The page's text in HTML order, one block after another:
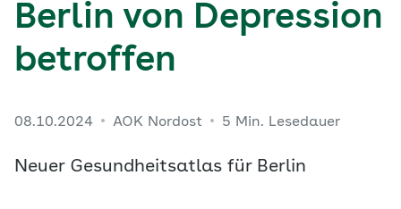
Berlin von Depression
betroffen
08.10.2024 AOK Nordost 5 Min. Lesedauer
Neuer Gesundheitsatlas für Berlin